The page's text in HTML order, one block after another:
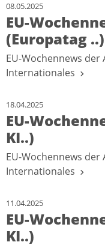
08.05.2025
EU-
(Europatag ..)
EU-Wochennews der
Internationales
18.04.2025
EU-
KI..)
EU-Wochennews der
Internationales
11.04.2025
EU-
KI..)